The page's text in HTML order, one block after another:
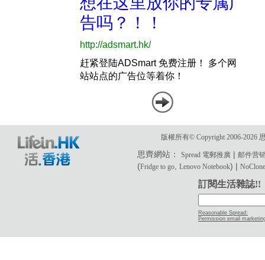
版權所有© Copyright 2006-2026
思齊網站：Spread 電郵推廣 |邮件营
(Fridge to go ,Lenovo Notebook) |